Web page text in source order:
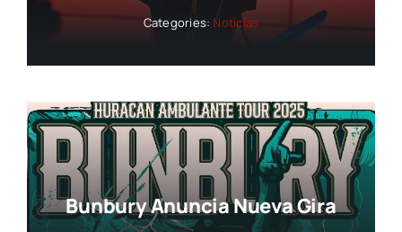
Categories: Noticias
Bunbury Anuncia Nueva Gira